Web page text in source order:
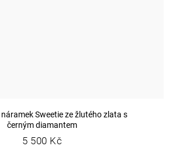
Sweetie ze žlutého zlata s
černým diamantem
5 500 Kč